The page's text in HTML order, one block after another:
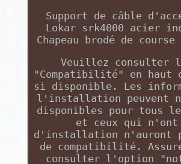
Support de câble
Lokar srk4000 acier
Chapeau brodé de course
Veuillez consulter
"Compatibilité" en
si disponible. Les
l'installation peuvent
disponibles pour tous
et ceux qui n'ont
d'installation n'auront
de compatibilité.
consulter l'option